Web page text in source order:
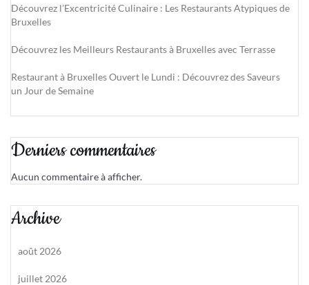
Découvrez l’Excentricité Culinaire : Les Restaurants Atypiques de
Bruxelles
Découvrez les Meilleurs Restaurants à Bruxelles avec Terrasse
Restaurant à Bruxelles Ouvert le Lundi : Découvrez des Saveurs
un Jour de Semaine
Derniers commentaires
Aucun commentaire à afficher.
Archive
août 2026
juillet 2026